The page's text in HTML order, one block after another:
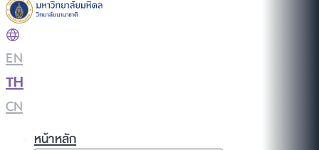
EN
TH
CN
หน้าหลัก